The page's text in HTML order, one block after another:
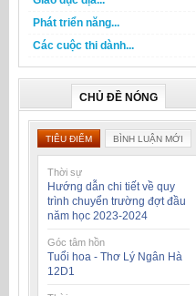
Phát triển năng...
Các cuộc thi dành...
CHỦ ĐỀ NÓNG
TIÊU ĐIỂM BÌNH LUẬN MỚI
Thời sự
Hướng dẫn chi tiết về quy
trình chuyển trường đợt đầu
năm học 2023-2024
Góc tâm hồn
Tuổi hoa - Thơ Lý Ngân Hà
12D1